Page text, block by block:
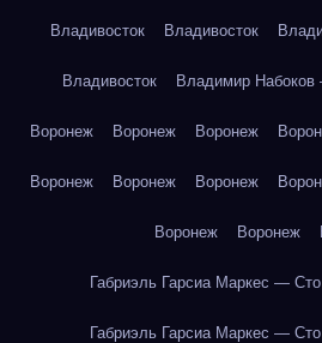
Владивосток Владивосток
Владивосток Владимир
Воронеж Воронеж Воронеж
Воронеж Воронеж Воронеж
Воронеж Воронеж
Габриэль Гарсиа Маркес —
Габриэль Гарсиа Маркес —